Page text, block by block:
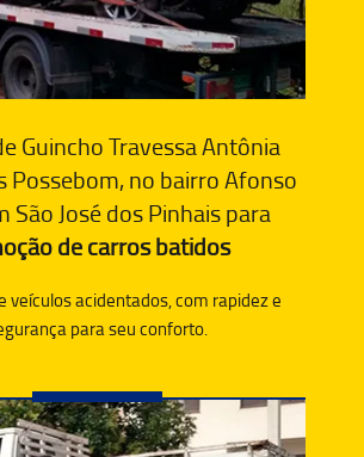
Guincho Travessa Antônia
Possebom, no bairro Afonso
São José dos Pinhais para
de carros batidos
veículos acidentados, com rapidez e
para seu conforto.